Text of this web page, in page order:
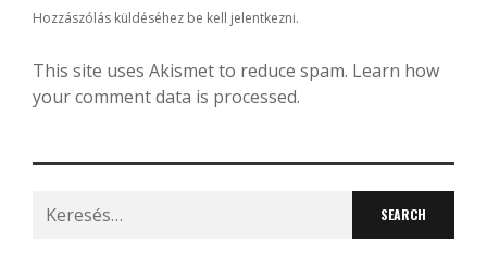
Hozzászólás küldéséhez be kell jelentkezni.
This site uses Akismet to reduce spam. Learn how
your comment data is processed.
Search
for: